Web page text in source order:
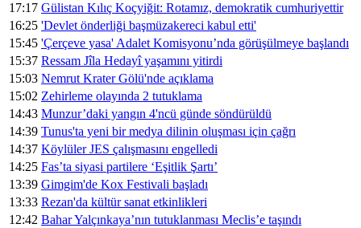
17:17 Gülistan Kılıç Koçyiğit: Rotamız, demokratik cumhuriyettir
16:25 'Devlet önderliği başmüzakereci kabul etti'
15:45 'Çerçeve yasa' Adalet Komisyonu’nda görüşülmeye başlandı
15:37 Ressam Jîla Hedayî yaşamını yitirdi
15:03 Nemrut Krater Gölü'nde açıklama
15:02 Zehirleme olayında 2 tutuklama
14:43 Munzur’daki yangın 4'ncü günde söndürüldü
14:39 Tunus'ta yeni bir medya dilinin oluşması için çağrı
14:37 Köylüler JES çalışmasını engelledi
14:25 Fas’ta siyasi partilere ‘Eşitlik Şartı’
13:39 Gimgim'de Kox Festivali başladı
13:33 Rezan'da kültür sanat etkinlikleri
12:42 Bahar Yalçınkaya’nın tutuklanması Meclis’e taşındı